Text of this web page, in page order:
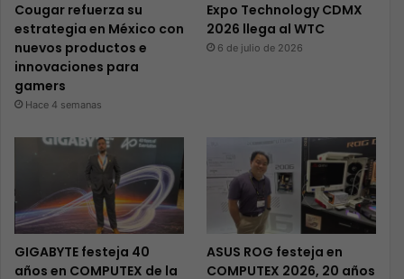
Cougar refuerza su
estrategia en México con
nuevos productos e
innovaciones para
gamers
Hace 4 semanas
Expo Technology CDMX
2026 llega al WTC
6 de julio de 2026
GIGABYTE festeja 40
años en COMPUTEX de la
ASUS ROG festeja en
COMPUTEX 2026, 20 años